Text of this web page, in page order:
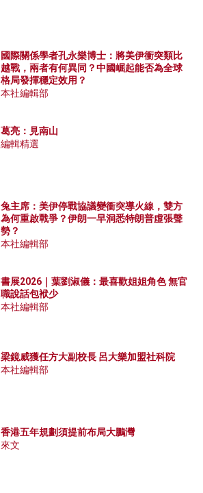
國際關係學者孔永樂博士：將美伊衝突類比
越戰，兩者有何異同？中國崛起能否為全球
格局發揮穩定效用？
本社編輯部
葛亮：見南山
編輯精選
兔主席：美伊停戰協議變衝突導火線，雙方
為何重啟戰爭？伊朗一早洞悉特朗普虛張聲
勢？
本社編輯部
書展2026｜葉劉淑儀：最喜歡姐姐角色 無官
職說話包袱少
本社編輯部
梁鏡威獲任方大副校長 呂大樂加盟社科院
本社編輯部
香港五年規劃須提前布局大鵬灣
來文